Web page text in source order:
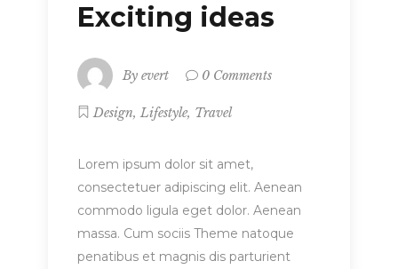
Exciting ideas
By evert 0 Comments
Design, Lifestyle, Travel
Lorem ipsum dolor sit amet,
consectetuer adipiscing elit. Aenean
commodo ligula eget dolor. Aenean
massa. Cum sociis Theme natoque
penatibus et magnis dis parturient